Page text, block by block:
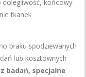
dolegliwość, końcowy
tkanek
braku spodziewanych
lub kosztownych
badań, specjalne